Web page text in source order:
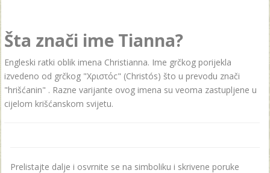
Šta znači ime Tianna?
Engleski ratki oblik imena Christianna. Ime grčkog porijekla
izvedeno od grčkog "Χριστόc" (Christós) što u prevodu znači
"hrišćanin" . Razne varijante ovog imena su veoma zastupljene u
cijelom krišćanskom svijetu.
Prelistajte dalje i osvrnite se na simboliku i skrivene poruke